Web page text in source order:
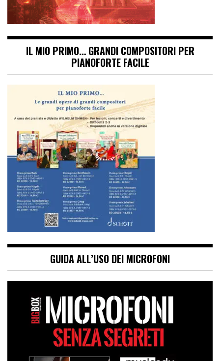
IL MIO PRIMO… GRANDI COMPOSITORI PER
PIANOFORTE FACILE
GUIDA ALL’USO DEI MICROFONI